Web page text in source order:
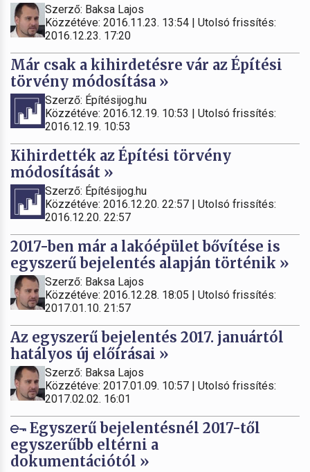
Szerző: Baksa Lajos
Közzétéve: 2016.11.23. 13:54 | Utolsó frissítés:
2016.12.23. 17:20
Már csak a kihirdetésre vár az Építési
törvény módosítása »
Szerző: Építésijog.hu
Közzétéve: 2016.12.19. 10:53 | Utolsó frissítés:
2016.12.19. 10:53
Kihirdették az Építési törvény
módosítását »
Szerző: Építésijog.hu
Közzétéve: 2016.12.20. 22:57 | Utolsó frissítés:
2016.12.20. 22:57
2017-ben már a lakóépület bővítése is
egyszerű bejelentés alapján történik »
Szerző: Baksa Lajos
Közzétéve: 2016.12.28. 18:05 | Utolsó frissítés:
2017.01.10. 21:57
Az egyszerű bejelentés 2017. januártól
hatályos új előírásai »
Szerző: Baksa Lajos
Közzétéve: 2017.01.09. 10:57 | Utolsó frissítés:
2017.02.02. 16:01
Egyszerű bejelentésnél 2017-től
egyszerűbb eltérni a
dokumentációtól »